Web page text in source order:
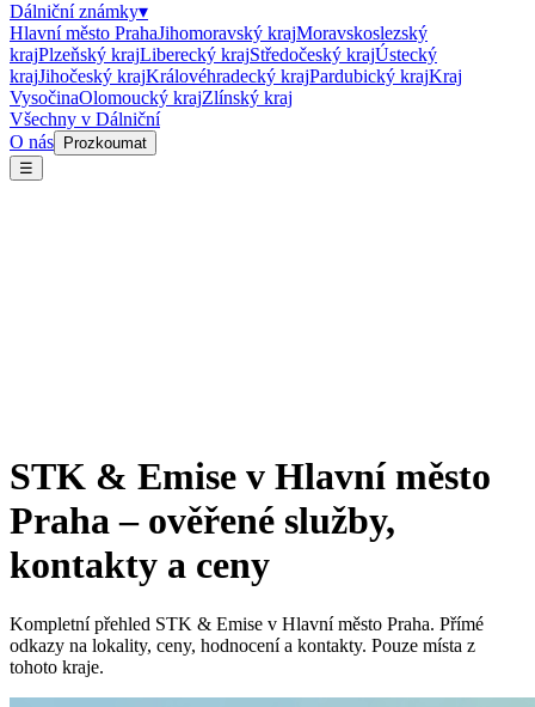
Dálniční známky▾
Hlavní město PrahaJihomoravský krajMoravskoslezský
krajPlzeňský krajLiberecký krajStředočeský krajÚstecký
krajJihočeský krajKrálovéhradecký krajPardubický krajKraj
VysočinaOlomoucký krajZlínský kraj
Všechny v Dálniční
O nás
Prozkoumat
☰
STK & Emise v Hlavní město
Praha – ověřené služby,
kontakty a ceny
Kompletní přehled STK & Emise v Hlavní město Praha. Přímé
odkazy na lokality, ceny, hodnocení a kontakty. Pouze místa z
tohoto kraje.